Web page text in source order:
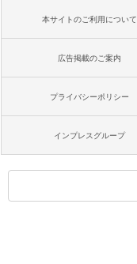
本サイトのご利用について
広告掲載のご案内
プライバシーポリシー
インプレスグループ